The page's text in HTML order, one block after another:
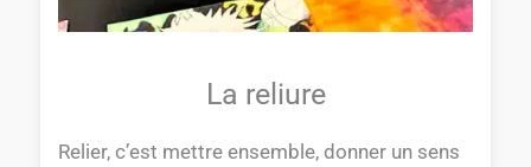
La reliure
Relier, c’est mettre ensemble, donner un sens